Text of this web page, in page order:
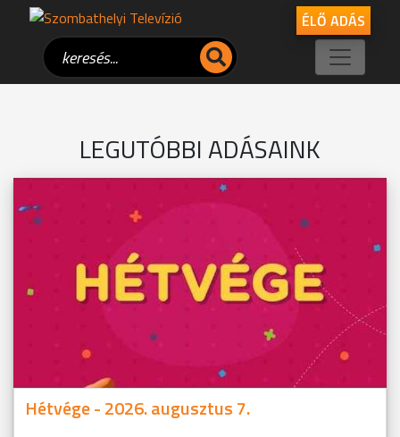
ÉLŐ ADÁS
LEGUTÓBBI ADÁSAINK
Hétvége - 2026. augusztus 7.